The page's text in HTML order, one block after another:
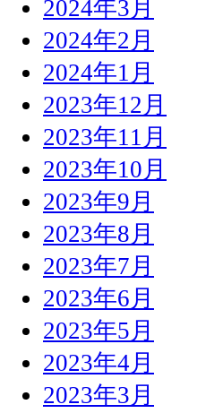
2024年3月
2024年2月
2024年1月
2023年12月
2023年11月
2023年10月
2023年9月
2023年8月
2023年7月
2023年6月
2023年5月
2023年4月
2023年3月